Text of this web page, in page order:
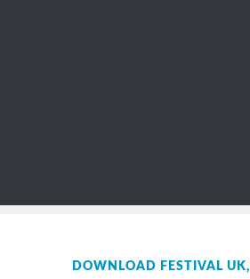
DOWNLOAD FESTIVAL UK,